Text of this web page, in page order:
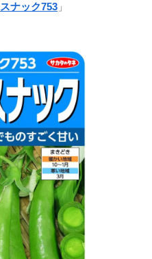
スナック753 」